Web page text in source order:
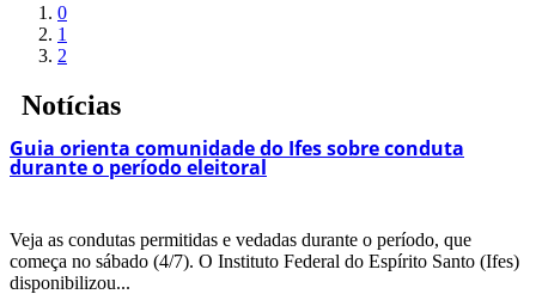
0
1
2
Notícias
Guia orienta comunidade do Ifes sobre conduta
durante o período eleitoral
Veja as condutas permitidas e vedadas durante o período, que
começa no sábado (4/7). O Instituto Federal do Espírito Santo (Ifes)
disponibilizou...